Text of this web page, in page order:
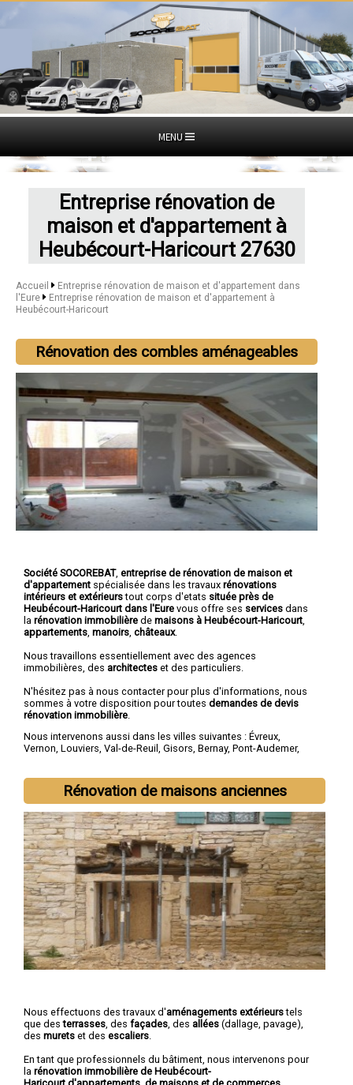
MENU
Entreprise rénovation de
maison et d'appartement à
Heubécourt-Haricourt 27630
Accueil
Entreprise rénovation de maison et d'appartement dans
l'Eure
Entreprise rénovation de maison et d'appartement à
Heubécourt-Haricourt
Rénovation des combles aménageables
Société SOCOREBAT, entreprise de rénovation de maison et
d'appartement spécialisée dans les travaux rénovations
intérieurs et extérieurstout corps d'etats située près de
Heubécourt-Haricourt dans l'Eure vous offre ses services dans
la rénovation immobilière de maisons à Heubécourt-Haricourt
appartements manoirs châteaux.
Nous travaillons essentiellement avec des agences
immobilières, des architectes et des particuliers.
N'hésitez pas à nous contacter pour plus d'informations, nous
sommes à votre disposition pour toutes demandes de devis
rénovation immobilière
Nous intervenons aussi dans les villes suivantes : Évreux,
Vernon, Louviers, Val-de-Reuil , Gisors, Bernay, Pont-Audemer,
Rénovation de maisons anciennes
Nous effectuons des travaux d'aménagements extérieurstels
que desterrasses , des façades , des allées (dallage, pavage),
des murets et des escaliers
En tant que professionnels du bâtiment, nous intervenons pour
la rénovation immobilière de Heubécourt-